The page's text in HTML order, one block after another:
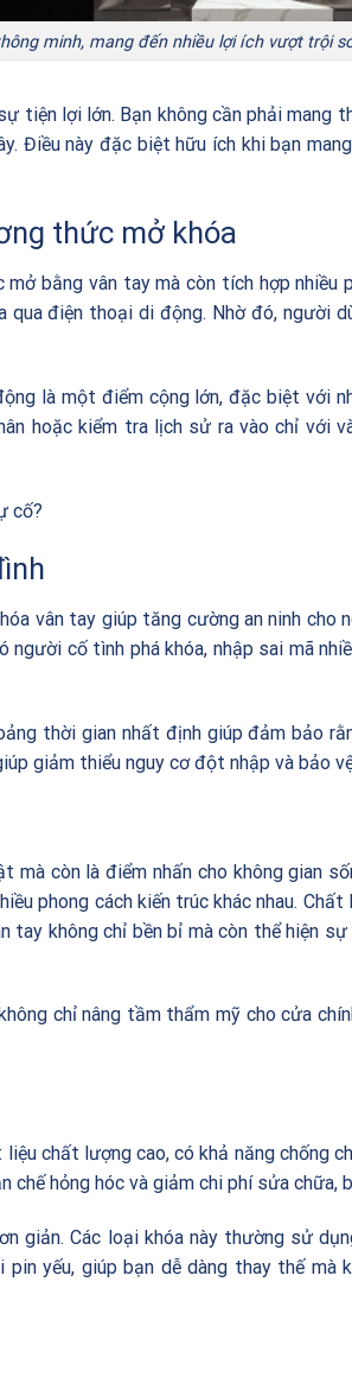
minh, mang đến nhiều lợi ích vượt trội
tiện lợi lớn. Bạn không cần phải mang
Điều này đặc biệt hữu ích khi bạn
thức mở khóa
bằng vân tay mà còn tích hợp nhiều
điện thoại di động. Nhờ đó, người
là một điểm cộng lớn, đặc biệt với
hoặc kiểm tra lịch sử ra vào chỉ với
cố?
vân tay giúp tăng cường an ninh cho
cố tình phá khóa, nhập sai mã
thời gian nhất định giúp đảm bảo
giảm thiểu nguy cơ đột nhập và bảo
còn là điểm nhấn cho không gian
phong cách kiến trúc khác nhau. Chất
tay không chỉ bền bỉ mà còn thể hiện
chỉ nâng tầm thẩm mỹ cho cửa
chất lượng cao, có khả năng chống
chế hỏng hóc và giảm chi phí sửa chữa,
giản. Các loại khóa này thường sử
yếu, giúp bạn dễ dàng thay thế mà